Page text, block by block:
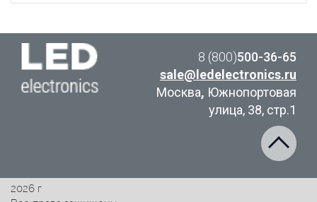
8 (800)500-36-65
sale@ledelectronics.ru
Москва, Южнопортовая
улица, 38, стр.1
2026 г